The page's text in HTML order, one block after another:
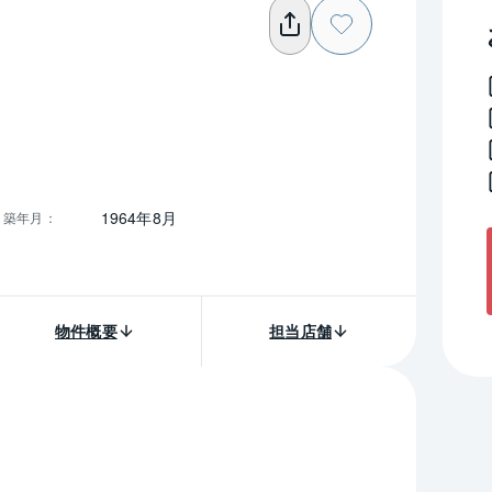
築年月 ： 1964年8月
物件概要 担当店舗